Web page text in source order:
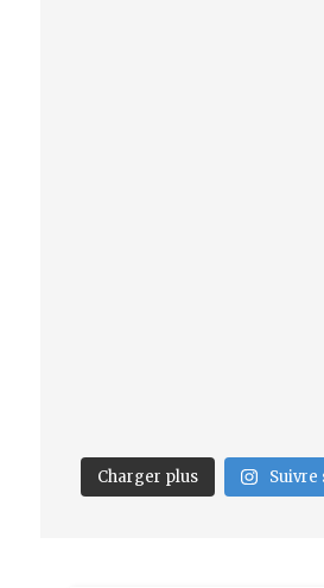
Charger plus